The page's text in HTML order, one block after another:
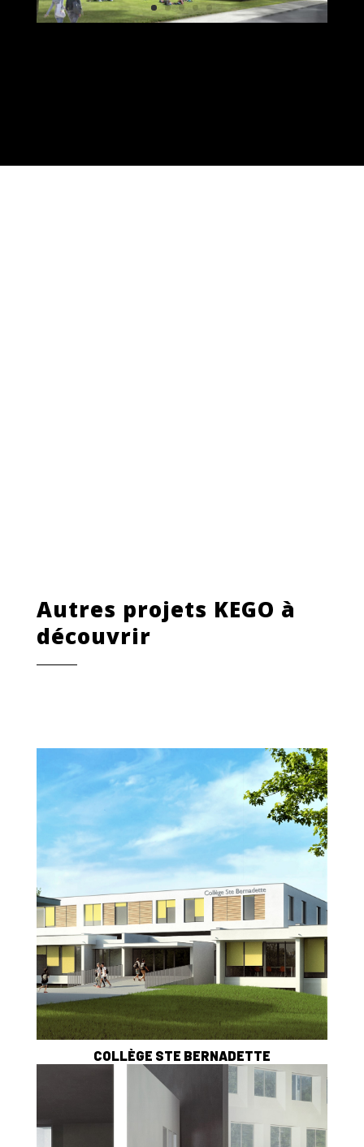
Autres projets KEGO à
découvrir
COLLÈGE STE BERNADETTE